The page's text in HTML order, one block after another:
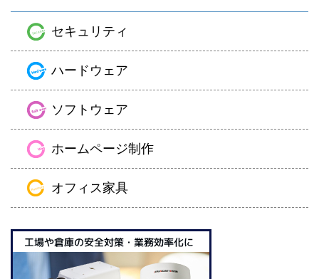
セキュリティ
ハードウェア
ソフトウェア
ホームページ制作
オフィス家具